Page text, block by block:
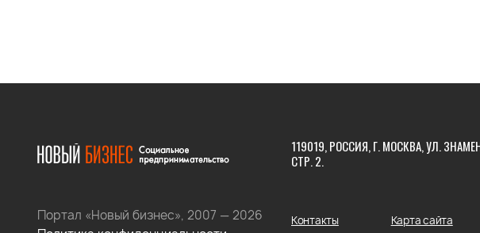
119019, РОССИЯ, Г. МОСКВА, УЛ.
СТР. 2.
Портал «Новый бизнес», 2007 — 2026
Контакты Карта сайта